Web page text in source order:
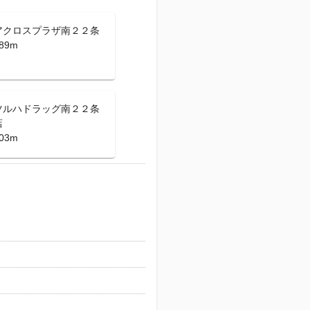
クロスプラザ南２２条
ルハドラッグ南２２条